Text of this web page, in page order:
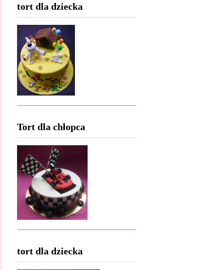
tort dla dziecka
Tort dla chłopca
tort dla dziecka